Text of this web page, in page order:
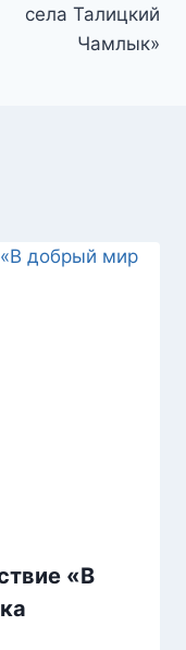
села Талицкий
Чамлык»
«В